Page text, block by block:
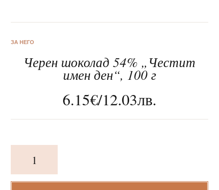
За нас
ЗА НЕГО
Черен шоколад 54% „Честит
имен ден“, 100 г
6.15€/12.03лв.
Черен
шоколад